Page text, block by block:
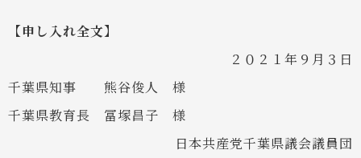
【申し入れ全文】
２０２１年９月３日
千葉県知事 熊谷俊人 様
千葉県教育長 冨塚昌子 様
日本共産党千葉県議会議員団